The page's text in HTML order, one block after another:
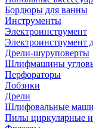
Бордюры для ванны
Инструменты
Электроинструмент
Электроинструмент
Дрели-шуруповерты
Шлифмашины
Перфораторы
Лобзики
Дрели
Шлифовальные
Пилы циркулярные